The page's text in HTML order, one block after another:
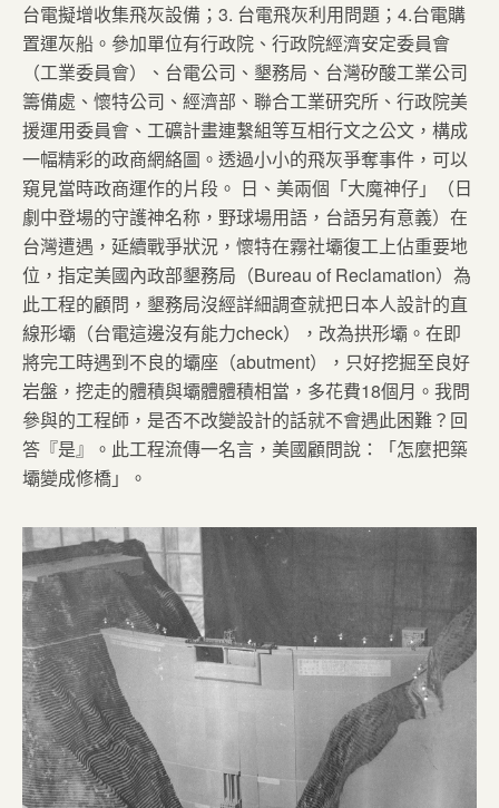
台電擬增收集飛灰設備；3. 台電飛灰利用問題；4.台電購
置運灰船。參加單位有行政院、行政院經濟安定委員會
（工業委員會）、台電公司、墾務局、台灣矽酸工業公司
籌備處、懷特公司、經濟部、聯合工業研究所、行政院美
援運用委員會、工礦計畫連繫組等互相行文之公文，構成
一幅精彩的政商網絡圖。透過小小的飛灰爭奪事件，可以
窺見當時政商運作的片段。 日、美兩個「大魔神仔」（日
劇中登場的守護神名称，野球場用語，台語另有意義）在
台灣遭遇，延續戰爭狀況，懷特在霧社壩復工上佔重要地
位，指定美國內政部墾務局（Bureau of Reclamation）為
此工程的顧問，墾務局沒經詳細調查就把日本人設計的直
線形壩（台電這邊沒有能力check），改為拱形壩。在即
將完工時遇到不良的壩座（abutment），只好挖掘至良好
岩盤，挖走的體積與壩體體積相當，多花費18個月。我問
參與的工程師，是否不改變設計的話就不會遇此困難？回
答『是』。此工程流傳一名言，美國顧問說：「怎麼把築
壩變成修橋」。